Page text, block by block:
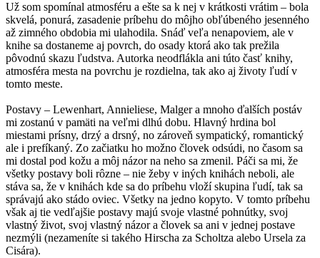
Už som spomínal atmosféru a ešte sa k nej v krátkosti vrátim – bola
skvelá, ponurá, zasadenie príbehu do môjho obľúbeného jesenného
až zimného obdobia mi ulahodila. Snáď veľa nenapoviem, ale v
knihe sa dostaneme aj povrch, do osady ktorá ako tak prežila
pôvodnú skazu ľudstva. Autorka neodflákla ani túto časť knihy,
atmosféra mesta na povrchu je rozdielna, tak ako aj životy ľudí v
tomto meste.
Postavy – Lewenhart, Annieliese, Malger a mnoho ďalších postáv
mi zostanú v pamäti na veľmi dlhú dobu. Hlavný hrdina bol
miestami prísny, drzý a drsný, no zároveň sympatický, romantický
ale i prefíkaný. Zo začiatku ho možno človek odsúdi, no časom sa
mi dostal pod kožu a môj názor na neho sa zmenil. Páči sa mi, že
všetky postavy boli rôzne – nie žeby v iných knihách neboli, ale
stáva sa, že v knihách kde sa do príbehu vloží skupina ľudí, tak sa
správajú ako stádo oviec. Všetky na jedno kopyto. V tomto príbehu
však aj tie vedľajšie postavy majú svoje vlastné pohnútky, svoj
vlastný život, svoj vlastný názor a človek sa ani v jednej postave
nezmýli (nezameníte si takého Hirscha za Scholtza alebo Ursela za
Cisára).